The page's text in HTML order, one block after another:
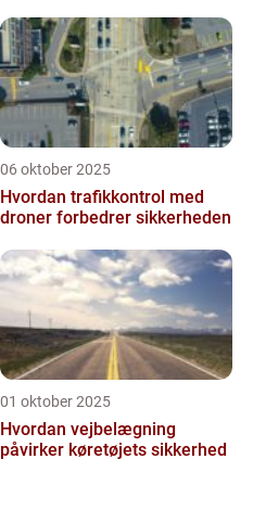
06 oktober 2025
Hvordan trafikkontrol med
droner forbedrer sikkerheden
01 oktober 2025
Hvordan vejbelægning
påvirker køretøjets sikkerhed